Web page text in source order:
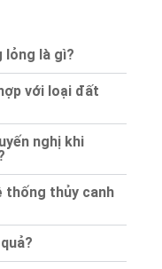
lỏng là gì?
với loại đất
nghị khi
thống thủy canh